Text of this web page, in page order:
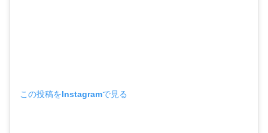
この投稿をInstagramで見る